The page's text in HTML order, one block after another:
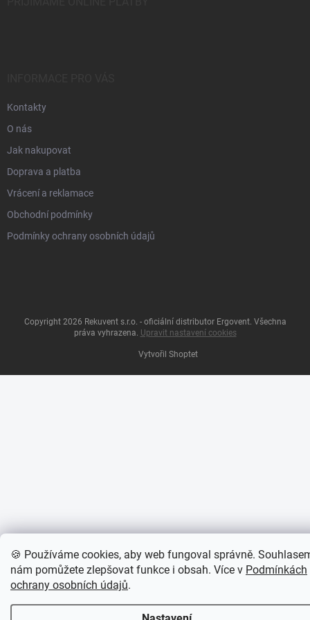
🍪 Používáme cookies, aby web fungoval správně.
nám pomůžete zlepšovat funkce i obsah. Více v Podmínkách
ochrany osobních údajů.
Kontakty
O nás
Jak nakupovat
Doprava a platba
Vrácení a reklamace
Obchodní podmínky
Podmínky ochrany osobních údajů
Vytvořil Shoptet
Copyright 2026 Rekuvent s.r.o. - oficiální distributor Ergovent. Všechna
práva vyhrazena. Upravit nastavení cookies